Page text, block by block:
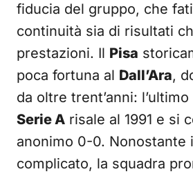
fiducia del gruppo, che
continuità sia di risultati
prestazioni. Il Pisa
poca fortuna al Dall’Ara,
da oltre trent’anni:
Serie A risale al 1991 e si
anonimo 0-0. Nonostante
complicato, la squadra